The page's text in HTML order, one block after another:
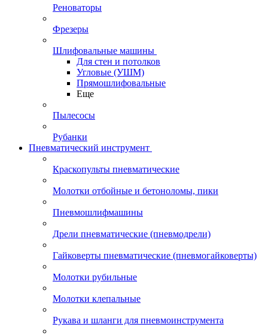
Реноваторы
Фрезеры
Шлифовальные машины
Для стен и потолков
Угловые (УШМ)
Прямошлифовальные
Еще
Пылесосы
Рубанки
Пневматический инструмент
Краскопульты пневматические
Молотки отбойные и бетоноломы, пики
Пневмошлифмашины
Дрели пневматические (пневмодрели)
Гайковерты пневматические (пневмогайковерты)
Молотки рубильные
Молотки клепальные
Рукава и шланги для пневмоинструмента